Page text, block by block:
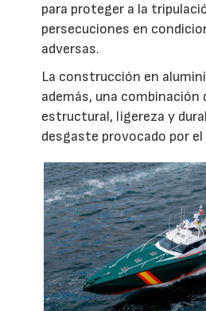
para proteger a la
persecuciones en
adversas.
La construcción en
además, una combinación
estructural, ligereza y
desgaste provocado por